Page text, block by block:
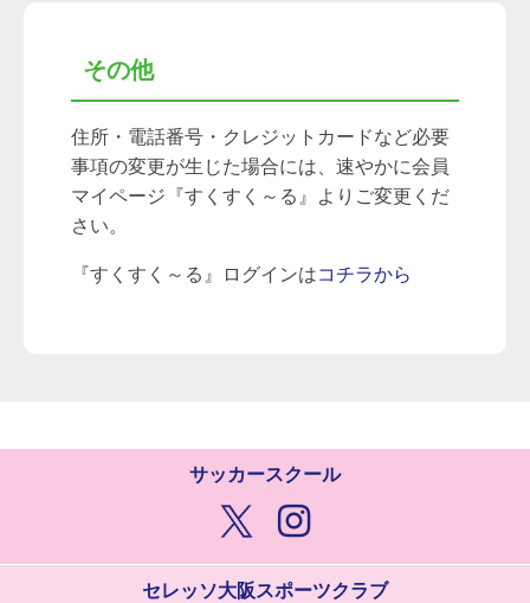
その他
住所・電話番号・クレジットカードなど必要
事項の変更が生じた場合には、速やかに会員
マイページ『すくすく～る』よりご変更くだ
さい。
『すくすく～る』ログインはコチラから
サッカースクール
セレッソ大阪スポーツクラブ